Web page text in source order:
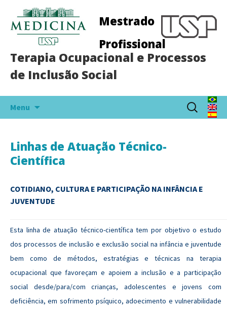
Mestrado
Profissional
Terapia Ocupacional e Processos
de Inclusão Social
Menu
Pesquisar
por:
Linhas de Atuação Técnico-
Científica
COTIDIANO, CULTURA E PARTICIPAÇÃO NA INFÂNCIA E
JUVENTUDE
Esta linha de atuação técnico-científica tem por objetivo o estudo
dos processos de inclusão e exclusão social na infância e juventude
bem como de métodos, estratégias e técnicas na terapia
ocupacional que favoreçam e apoiem a inclusão e a participação
social desde/para/com crianças, adolescentes e jovens com
deficiência, em sofrimento psíquico, adoecimento e vulnerabilidade